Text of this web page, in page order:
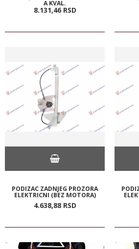
A KVAL.
8.131,46 RSD
PODIZAC ZADNJEG PROZORA
ELEKTRICNI (BEZ MOTORA)
4.638,88 RSD